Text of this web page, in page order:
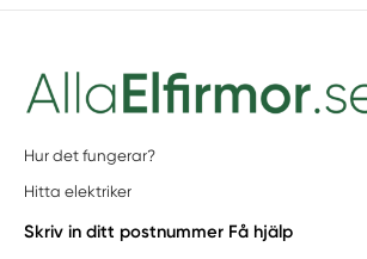
Hur det fungerar?
Hitta elektriker
Skriv in ditt postnummer Få hjälp